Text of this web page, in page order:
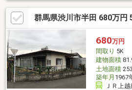
群馬県渋川市半田 680万円
680万円
間取り 5K
建物面積
土地面積
築年月 1967
ＪＲ上